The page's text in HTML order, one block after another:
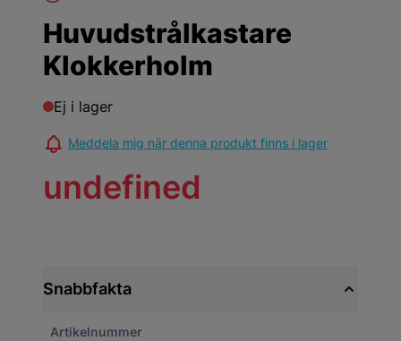
Huvudstrålkastare
Klokkerholm
Ej i lager
Meddela mig när denna produkt finns i lager
undefined
Snabbfakta
Artikelnummer